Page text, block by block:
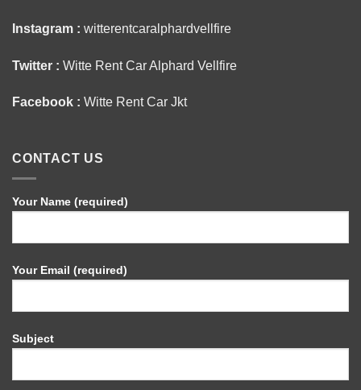
Instagram : witterentcaralphardvellfire
Twitter : Witte Rent Car Alphard Vellfire
Facebook : Witte Rent Car Jkt
CONTACT US
Your Name (required)
Your Email (required)
Subject